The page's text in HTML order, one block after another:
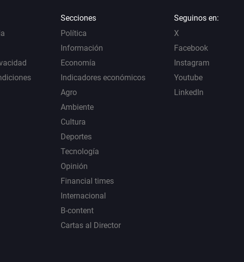
Secciones
Política
Información
Economía
Indicadores económicos
Agro
Ambiente
Cultura
Deportes
Tecnología
Opinión
Financial times
Internacional
B-content
Cartas al Director
Seguinos en:
X
Facebook
Instagram
Youtube
LinkedIn